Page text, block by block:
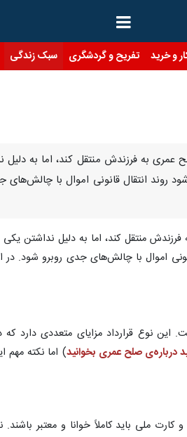
و خرید تفریح و گردشگری سبک زندگی
عمری به فرزندش منتقل کند، اما به
روند انتقال قانونی اموال با
منتقل کند، اما به دلیل نداشتن
اموال با چالش‌های جدی روبرو شود. در
این نوع قرارداد مزایای متعددی دارد
درباره‌ی صلح عمری بخوانید) اما نکته
کارت ملی باید کاملاً خوانا و معتبر